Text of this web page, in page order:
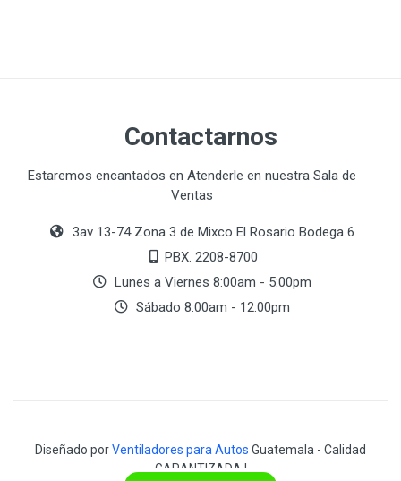
Contactarnos
Estaremos encantados en Atenderle en nuestra Sala de
Ventas
3av 13-74 Zona 3 de Mixco El Rosario Bodega 6
PBX. 2208-8700
Lunes a Viernes 8:00am - 5:00pm
Sábado 8:00am - 12:00pm
Diseñado porVentiladores para Autos Guatemala - Calidad
GARANTIZADA !